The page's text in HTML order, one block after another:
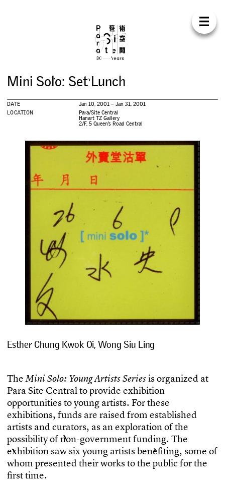
Para
UT SUP
E XHIBITI O
PROGRAM
CONFERENCE
R D
SH
Mini Solo: Set Lunch
DATE
Jan 10, 2001 – Jan 31, 2001
LOCATION
Para/Site Central
Hanart TZ Gallery
2/F, 5 Queen’s Road Central
Esther Chung Kwok Oi, Wong Siu Ling
The MiniSolo: YoungArtistsSeriesisorganized at
Para Site Centraltoprovide exhibition
opportunitiestoyoung artists. Forthese
exhibitions, funds are raisedfrom established
artists andcurators, as anexplorationofthe
possibilityofnon-governmentfunding. The
exhibition saw sixyoung artistsbenefting, some of
whom presentedtheirworkstothe public forthe
frsttime.